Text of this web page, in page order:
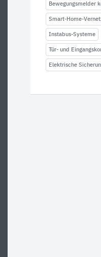
Bewegungsmelder
Smart-Home-
Instabus-Systeme
Tür- und
Elektrische